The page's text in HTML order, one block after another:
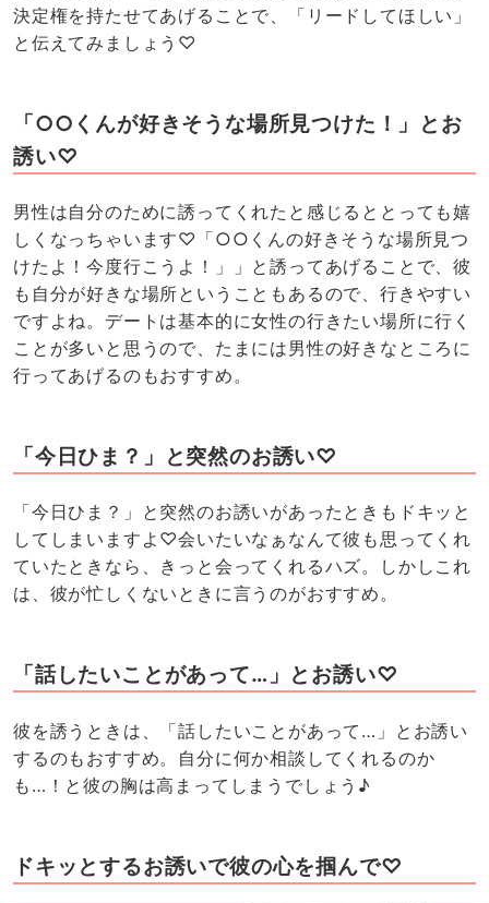
決定権を持たせてあげることで、「リードしてほしい」
と伝えてみましょう♡
「○○くんが好きそうな場所見つけた！」とお
誘い♡
男性は自分のために誘ってくれたと感じるととっても嬉
しくなっちゃいます♡「○○くんの好きそうな場所見つ
けたよ！今度行こうよ！」」と誘ってあげることで、彼
も自分が好きな場所ということもあるので、行きやすい
ですよね。デートは基本的に女性の行きたい場所に行く
ことが多いと思うので、たまには男性の好きなところに
行ってあげるのもおすすめ。
「今日ひま？」と突然のお誘い♡
「今日ひま？」と突然のお誘いがあったときもドキッと
してしまいますよ♡会いたいなぁなんて彼も思ってくれ
ていたときなら、きっと会ってくれるハズ。しかしこれ
は、彼が忙しくないときに言うのがおすすめ。
「話したいことがあって…」とお誘い♡
彼を誘うときは、「話したいことがあって…」とお誘い
するのもおすすめ。自分に何か相談してくれるのか
も…！と彼の胸は高まってしまうでしょう♪
ドキッとするお誘いで彼の心を掴んで♡